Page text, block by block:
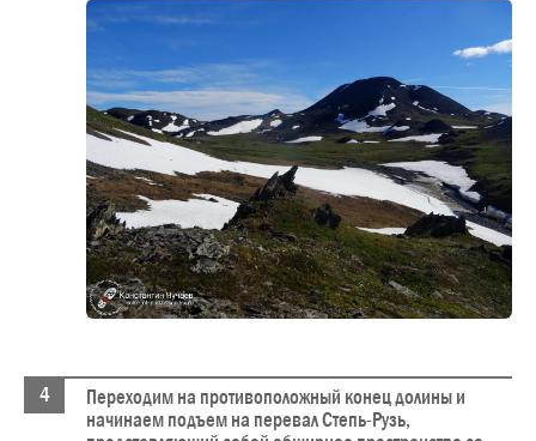
Переходим на противоположный конец долины и
начинаем подъем на перевал Степь-Рузь,